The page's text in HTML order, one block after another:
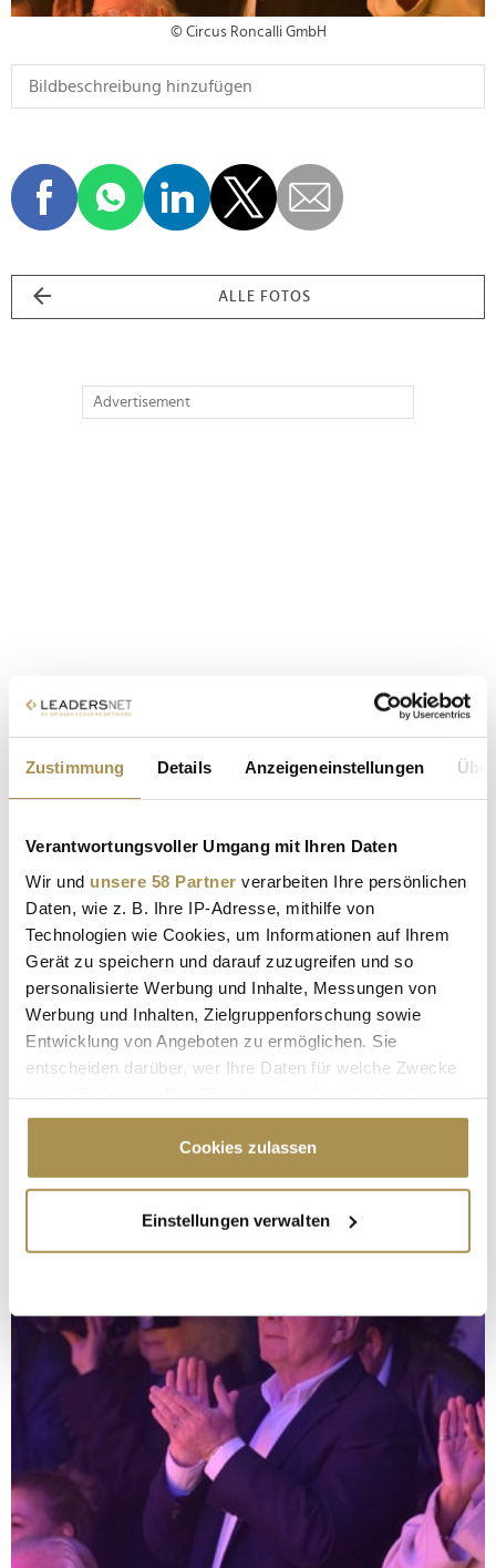
Zustimmung Details Anzeigeneinstellungen
Verantwortungsvoller Umgang mit Ihren Daten
Wir und unsere 58 Partner verarbeiten Ihre persönlichen
Daten, wie z. B. Ihre IP-Adresse, mithilfe von
Technologien wie Cookies, um Informationen auf Ihrem
Gerät zu speichern und darauf zuzugreifen und so
personalisierte Werbung und Inhalte, Messungen von
Werbung und Inhalten, Zielgruppenforschung sowie
Entwicklung von Angeboten zu ermöglichen. Sie
entscheiden darüber, wer Ihre Daten für welche Zwecke
Cookie-Erklärung oder durch Klicken auf das Privacy
Trigger Symbol ändern oder widerrufen
Informationen über Ihre geografische Lage
erfassen, welche bis auf einige Meter genau sein
bestimmten Merkmalen (Fingerprinting) identifizieren
Erfahren Sie mehr darüber, wie Ihre persönlichen Daten
verarbeitet werden, und legen Sie Ihre Präferenzen im
Abschnitt Einzelheiten fest.
Wir verwenden Cookies, um Inhalte und Anzeigen zu
personalisieren, Funktionen für soziale Medien anbieten
zu können und die Zugriffe auf unsere Website zu
analysieren. Außerdem geben wir Informationen zu Ihrer
Cookies zulassen
Einstellungen verwalten
© Circus Roncalli GmbH
ALLE FOTOS
Advertisement